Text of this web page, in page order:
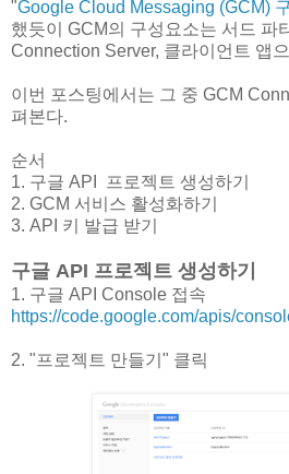
"Google Cloud Messaging (GCM)
했듯이 GCM의 구성요소는 서드 파
Connection Server, 클라이언트 앱
이번 포스팅에서는 그 중 GCM
펴본다.
순서
1. 구글 API 프로젝트 생성하기
2. GCM 서비스 활성화하기
3. API 키 발급 받기
구글 API 프로젝트 생성하기
1. 구글 API Console 접속
https://code.google.com/apis/
2. "프로젝트 만들기" 클릭